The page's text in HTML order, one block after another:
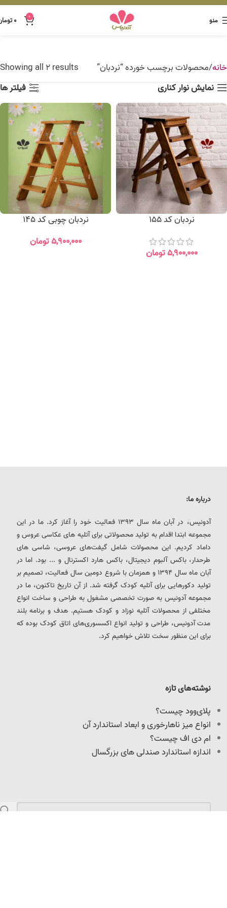
منو 0 ۰
خانه محصولات برچسب خورده “نردبان”
Showing all 2 results
نمایش نوار کناری
فیلتر ها
نردبان کد 155
۵,۹۰۰,۰۰۰ تومان
نردبان چوبی کد 145
۵,۹۰۰,۰۰۰ تومان
نوشته‌های تازه
پلای‌وود چیست؟
انواع میز ناهارخوری و ابعاد استاندارد آن
ام دی اف چیست؟
اندازه استاندارد صندلی های بزرگسال
درباره ما:
آدونیس، در آبان ماه سال 1393 فعالیت خود را آغاز کرد. ما در این
مجموعه ابتدا اقدام به تولید محصولاتی برای آتلیه های عکاسی عروس و
داماد کردیم. این محصولات شامل گیفت‌های عروسی، شاسی های
طرحدار، باکس آلبوم دیجیتال، باکس هارد اکسترنال و ... بود. اما در
آبان ماه سال 1394 و همزمان با شروع دومین سال فعالیت، تصمیم بر
تولید دکورهایی برای آتلیه کودک گرفته شد. از آن تاریخ تاکنون، ما در
مجموعه آدونیس به صورت تخصصی مشغول به طراحی و ساخت انواع
مختلفی از محصولات آتلیه نوزاد و کودک هستیم. هدف و برنامه بلند
مدت آدونیس، طراحی و تولید انواع اکسسوری‌های اتاق کودک بوده که
برای این منظور سخت تلاش خواهیم کرد.